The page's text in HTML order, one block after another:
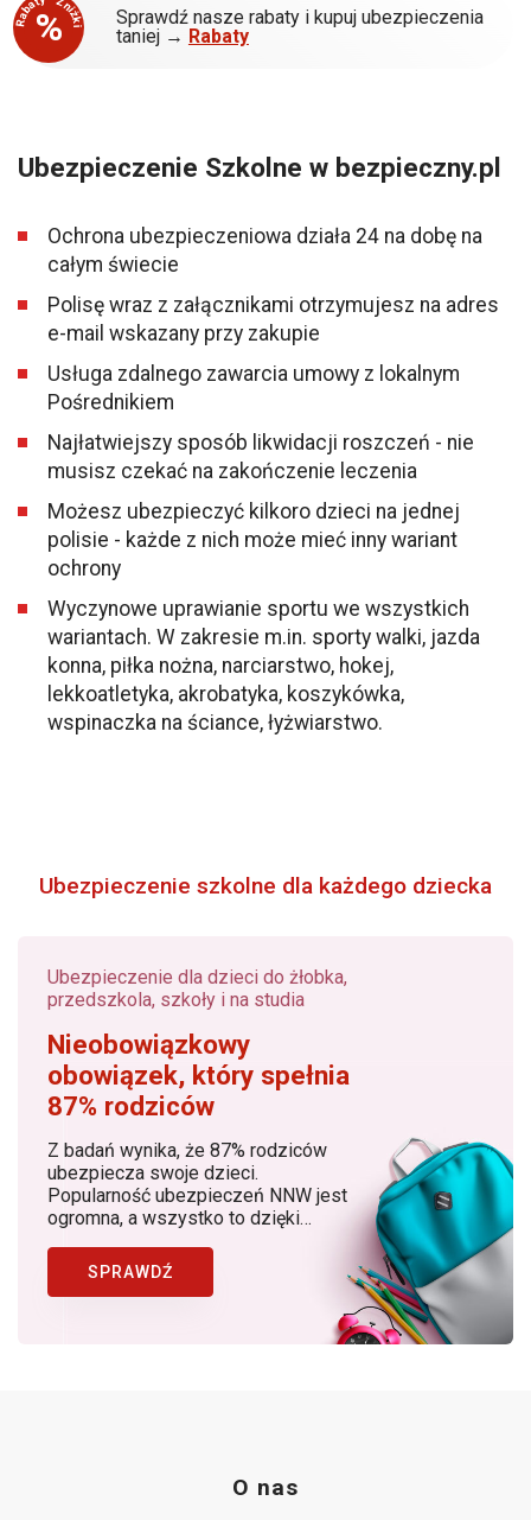
%
Rabaty - Zniżki
Sprawdź nasze rabaty i kupuj ubezpieczenia
taniej → Rabaty
Ubezpieczenie Szkolne w bezpieczny.pl
Ochrona ubezpieczeniowa działa 24 na dobę na
całym świecie
Polisę wraz z załącznikami otrzymujesz na adres
e-mail wskazany przy zakupie
Usługa zdalnego zawarcia umowy z lokalnym
Pośrednikiem
Najłatwiejszy sposób likwidacji roszczeń - nie
musisz czekać na zakończenie leczenia
Możesz ubezpieczyć kilkoro dzieci na jednej
polisie - każde z nich może mieć inny wariant
ochrony
Wyczynowe uprawianie sportu we wszystkich
wariantach. W zakresie m.in. sporty walki, jazda
konna, piłka nożna, narciarstwo, hokej,
lekkoatletyka, akrobatyka, koszykówka,
wspinaczka na ściance, łyżwiarstwo.
Ubezpieczenie szkolne dla każdego dziecka
Ubezpieczenie dla dzieci do żłobka,
przedszkola, szkoły i na studia
Nieobowiązkowy
obowiązek, który spełnia
87% rodziców
Z badań wynika, że 87% rodziców
ubezpiecza swoje dzieci.
Popularność ubezpieczeń NNW jest
ogromna, a wszystko to dzięki
rodziców, dostępności produktów, w
których znaczącą rolę odgrywa
lider ubezpieczeń NNW dziecka w
SPRAWDŹ
O nas